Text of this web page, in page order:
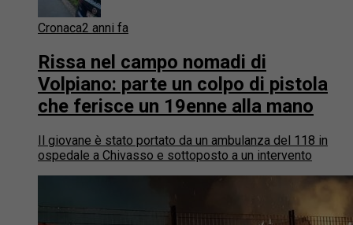
Cronaca2 anni fa
Rissa nel campo nomadi di
Volpiano: parte un colpo di pistola
che ferisce un 19enne alla mano
Il giovane è stato portato da un ambulanza del 118 in
ospedale a Chivasso e sottoposto a un intervento